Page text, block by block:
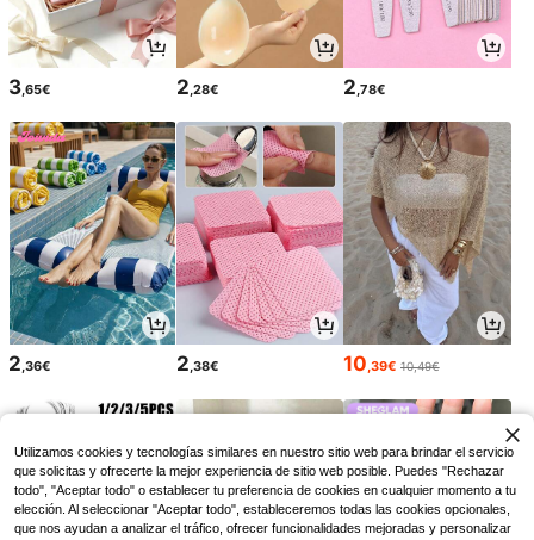
3,65€ 2,28€ 2,78€
2,36€ 2,38€ 10,39€ 10,49€
Utilizamos cookies y tecnologías similares en nuestro sitio web para brindar el servicio
que solicitas y ofrecerte la mejor experiencia de sitio web posible. Puedes "Rechazar
todo", "Aceptar todo" o establecer tu preferencia de cookies en cualquier momento a tu
elección. Al seleccionar "Aceptar todo", estableceremos todas las cookies opcionales,
que nos ayudan a analizar el tráfico, ofrecer funcionalidades mejoradas y personalizar